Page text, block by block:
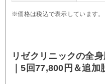
※価格は税込で表示しています。
リゼクリニックの全
｜5回77,800円＆追